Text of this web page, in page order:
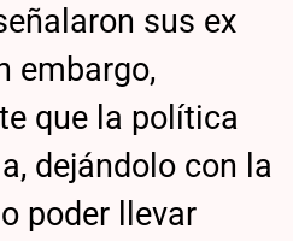
sus ex
embargo,
que la política
dejándolo con la
poder llevar